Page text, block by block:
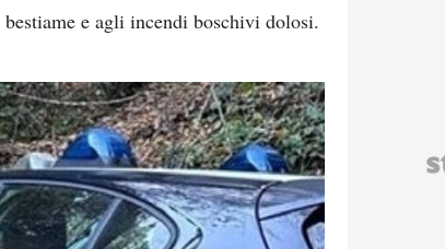
e agli incendi boschivi dolosi.